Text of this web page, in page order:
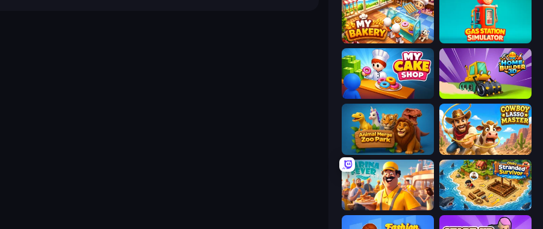
My bakery Gas Station Simulator
My Cake Shop Home Builder 3D
Animal Merge Zoo Park Cowboy Lasso Master
Marina Fever Tycoon Obby Stranded Survivor